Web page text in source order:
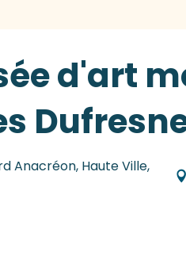
d'art
Anacréon, Haute Ville,